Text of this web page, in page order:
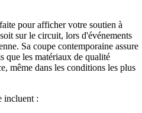
pour afficher votre soutien à
sur le circuit, lors d'événements
Sa coupe contemporaine assure
que les matériaux de qualité
même dans les conditions les plus
incluent :